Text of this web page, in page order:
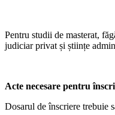
Pentru studii de masterat,
judiciar privat și științe
Acte necesare pentru
Dosarul de înscriere trebuie